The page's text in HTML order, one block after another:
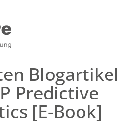
Blogartikel
Predictive
[E-Book]